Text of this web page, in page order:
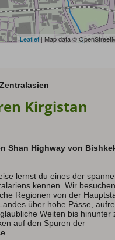
Leaflet | Map data ©
Kirgistan
Shan Highway von
lernst du eines der
kennen. Wir besuchen
Regionen von der
über hohe Pässe,
Weiten bis hinunter
auf den Spuren der